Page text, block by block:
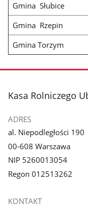
Gmina Słubice
Gmina Rzepin
Gmina Torzym
stopka
Kasa Rolniczego
ADRES
al. Niepodległości 190
00-608 Warszawa
NIP 5260013054
Regon 012513262
KONTAKT